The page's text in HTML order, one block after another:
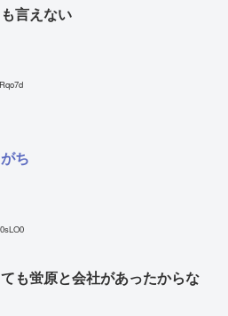
言えない
ち
も蛍原と会社があったからな